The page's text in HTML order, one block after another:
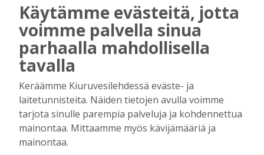
Kuinka kauan Kiuruveden pyöräteiden
annetaan rapistua?
Tilaajille
Vilho Ruotsalainen
Leikkausten ja veronkorotusten lisäksi
tarvitaan myös rahanhankkijoita
Tilaajille
Alli Huovinen 6.8.2026 15:56
Onko Helsinki koko Suomi?
Käytämme evästeitä, jotta
voimme palvella sinua
parhaalla mahdollisella
tavalla
Keräämme Kiuruvesilehdessä eväste- ja
laitetunnisteita. Näiden tietojen avulla voimme
tarjota sinulle parempia palveluja ja kohdennettua
mainontaa. Mittaamme myös kävijämääriä ja
mainontaa.